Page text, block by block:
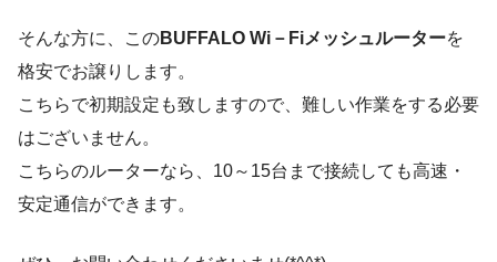
そんな方に、このBUFFALO Wi－Fiメッシュルーターを
格安でお譲りします。
こちらで初期設定も致しますので、難しい作業をする必要
はございません。
こちらのルーターなら、10～15台まで接続しても高速・
安定通信ができます。